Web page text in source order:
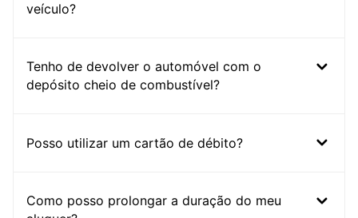
veículo?
Tenho de devolver o automóvel com o
depósito cheio de combustível?
Posso utilizar um cartão de débito?
Como posso prolongar a duração do meu